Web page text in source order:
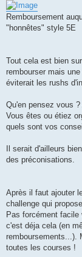
Remboursement
"honnêtes" style 5E
Tout cela est bien
rembourser mais
éviterait les rushs
Qu'en pensez vous
Vous êtes ou étiez
quels sont vos
Il serait d'ailleurs
des préconisations.
Après il faut ajouter
challenge qui
Pas forcément facile
c'est déja cela (en
remboursements...).
toutes les courses !